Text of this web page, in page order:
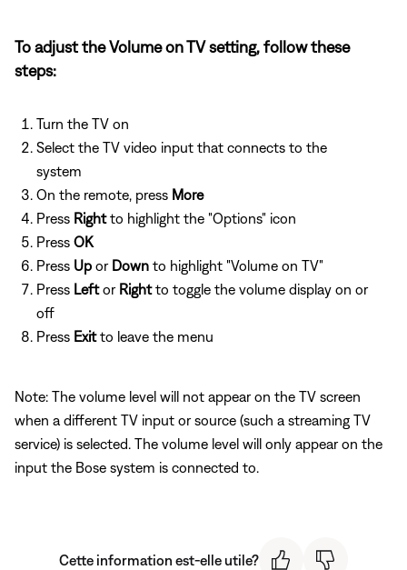
To adjust the Volume on TV setting, follow these
steps:
Turn the TV on
Select the TV video input that connects to the
system
On the remote, press More
Press Rightto highlight the "Options" icon
Press OK
Press Up or Down to highlight "Volume on TV"
Press Leftor Rightto toggle the volume display on or
off
Press Exitto leave the menu
Note: The volume level will not appear on the TV screen
when a different TV input or source (such a streaming TV
service) is selected. The volume level will only appear on the
input the Bose system is connected to.
Cette information est-elle utile?